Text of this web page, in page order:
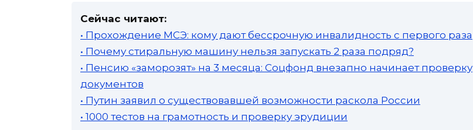
Сейчас читают:
• Прохождение МСЭ: кому дают бессрочную инвалидность с первого раза
• Почему стиральную машину нельзя запускать 2 раза подряд?
• Пенсию «заморозят» на 3 месяца: Соцфонд внезапно начинает проверку
документов
• Путин заявил о существовавшей возможности раскола России
• 1000 тестов на грамотность и проверку эрудиции